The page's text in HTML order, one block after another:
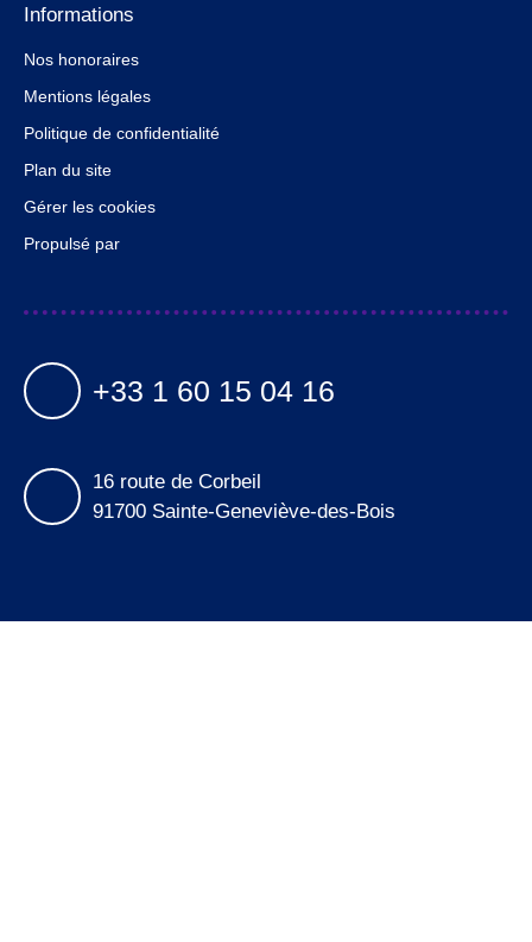
Informations
Nos honoraires
Mentions légales
Politique de confidentialité
Plan du site
Gérer les cookies
Propulsé par
+33 1 60 15 04 16
16 route de Corbeil
91700 Sainte-Geneviève-des-Bois